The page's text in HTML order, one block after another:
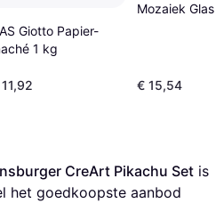
Giotto Papier-
1 kg
Mozaiek Glas
€ 15,54
CreArt Pikachu Set
het goedkoopste aanbod